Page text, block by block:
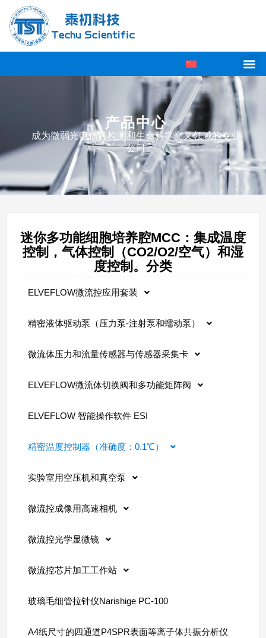
产品中心
成为微弱光电信号检测和生命科学交叉领域的专业
公司
迷你多功能细胞培养腔MCC：集成温度
控制，气体控制（CO2/O2/空气）和湿
度控制。分类
ELVEFLOW微流控应用套装
精密液体驱动泵（压力泵-注射泵和蠕动泵）
微流体压力和流量传感器与传感器采集卡
ELVEFLOW微流体切换阀和多功能矩阵阀
ELVEFLOW 智能操作软件 ESI
精密温度控制器（准确度：0.1℃）
实验室用空压机和真空泵
微流控成像用高速相机
微流控光学显微镜
微流控芯片加工工作站
玻璃毛细管拉针仪Narishige PC-100
A4纸尺寸的四通道P4SPR表面等离子体共振分析仪